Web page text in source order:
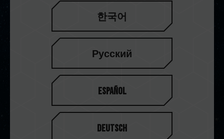
FORCE、創作者T-CREATE及TEAMGROUP Industrial，
滿足不同領域客戶之儲存需求。從一般PC、組裝PC、超
效能PC，甚至高端影音編輯者所需之高效能運算和大容
量的儲存裝置。
View Technology
한국어
Русский
Español
Deutsch